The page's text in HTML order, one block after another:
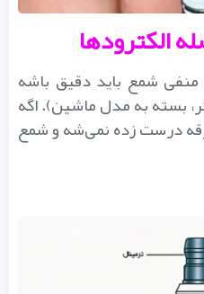
شمع باید دقیق باشه
۱.۲ میلی‌متر، بسته به مدل ماشین). اگه
درست زده نمی‌شه و شمع